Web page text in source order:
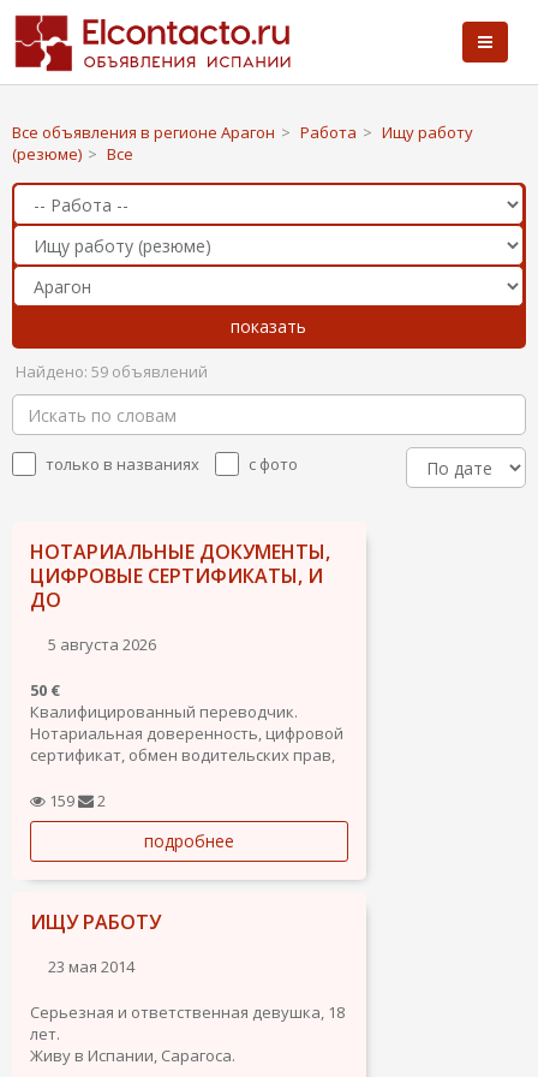
Все объявления в регионе Арагон > Работа > Ищу работу
(резюме) > Все
Найдено: 59 объявлений
только в названиях с фото
НОТАРИАЛЬНЫЕ ДОКУМЕНТЫ,
ЦИФРОВЫЕ СЕРТИФИКАТЫ, И
ДО
5 августа 2026
50 €
Квалифицированный переводчик.
Нотариальная доверенность, цифровой
сертификат, обмен водительских прав,
т.д.159 2
подробнее
ИЩУ РАБОТУ
23 мая 2014
Серьезная и ответственная девушка, 18
лет.
Живу в Испании, Сарагоса.